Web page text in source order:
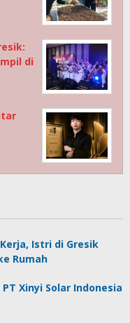
di
Istri di Gresik
Rumah
Xinyi Solar Indonesia